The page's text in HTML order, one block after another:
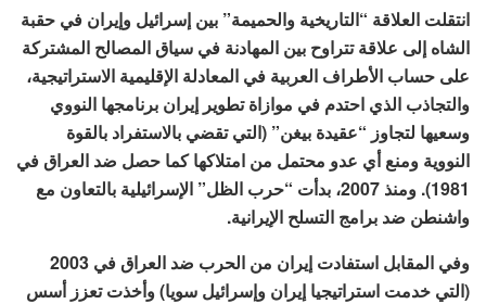
انتقلت العلاقة “التاريخية والحميمة” بين إسرائيل وإيران في حقبة
الشاه إلى علاقة تتراوح بين المهادنة في سياق المصالح المشتركة
على حساب الأطراف العربية في المعادلة الإقليمية الاستراتيجية،
والتجاذب الذي احتدم في موازاة تطوير إيران برنامجها النووي
وسعيها لتجاوز “عقيدة بيغن” (التي تقضي بالاستفراد بالقوة
النووية ومنع أي عدو محتمل من امتلاكها كما حصل ضد العراق في
1981). ومنذ 2007، بدأت “حرب الظل” الإسرائيلية بالتعاون مع
واشنطن ضد برامج التسلح الإيرانية.
وفي المقابل استفادت إيران من الحرب ضد العراق في 2003
(التي خدمت استراتيجيا إيران وإسرائيل سويا) وأخذت تعزز أسس